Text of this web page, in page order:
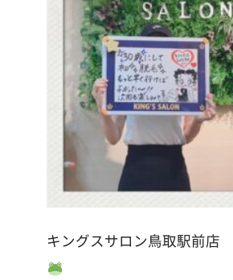
キングスサロン鳥取駅前店